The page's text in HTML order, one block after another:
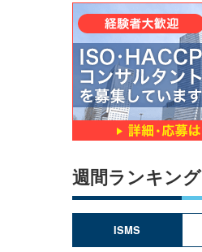
週間ランキング
ISMS